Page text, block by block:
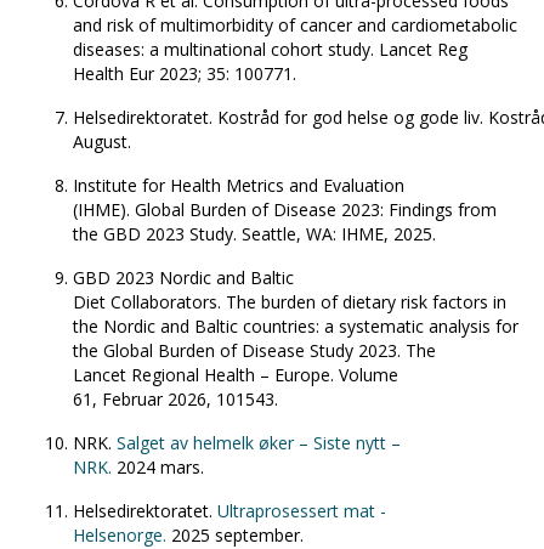
and risk of multimorbidity of cancer and cardiometabolic
diseases: a multinational cohort study. Lancet Reg
Health Eur 2023; 35: 100771.
Helsedirektoratet. Kostråd for god helse og gode liv.
August.
Institute for Health Metrics and Evaluation
(IHME). Global Burden of Disease 2023: Findings from
the GBD 2023 Study. Seattle, WA: IHME, 2025.
GBD 2023 Nordic and Baltic
Diet Collaborators. The burden of dietary risk factors in
the Nordic and Baltic countries: a systematic analysis for
the Global Burden of Disease Study 2023. The
Lancet Regional Health – Europe. Volume
61, Februar 2026, 101543.
NRK. Salget av helmelk øker – Siste nytt –
NRK. 2024 mars.
Helsedirektoratet. Ultraprosessert mat -
Helsenorge. 2025 september.